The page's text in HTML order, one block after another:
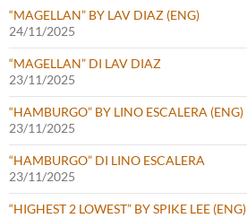
“MAGELLAN” BY LAV DIAZ (ENG)
24/11/2025
“MAGELLAN” DI LAV DIAZ
23/11/2025
“HAMBURGO” BY LINO ESCALERA (ENG)
23/11/2025
“HAMBURGO” DI LINO ESCALERA
23/11/2025
“HIGHEST 2 LOWEST” BY SPIKE LEE (ENG)